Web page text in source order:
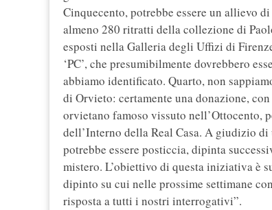
Cinquecento, potrebbe essere un allievo
almeno 280 ritratti della collezione di
esposti nella Galleria degli Uffizi di
‘PC’, che presumibilmente dovrebbero
abbiamo identificato. Quarto, non
di Orvieto: certamente una donazione,
orvietano famoso vissuto nell’Ottocento,
dell’Interno della Real Casa. A giudizio
potrebbe essere posticcia, dipinta
mistero. L’obiettivo di questa iniziativa è
dipinto su cui nelle prossime settimane
risposta a tutti i nostri interrogativi”.